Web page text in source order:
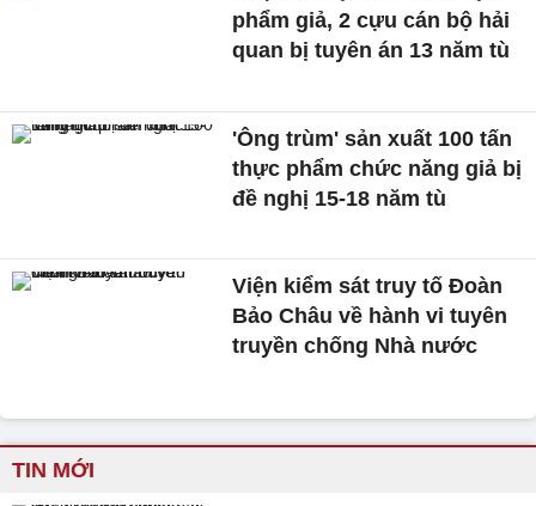
phẩm giả, 2 cựu cán bộ hải
quan bị tuyên án 13 năm tù
'Ông trùm' sản xuất 100 tấn
thực phẩm chức năng giả bị
đề nghị 15-18 năm tù
Viện kiểm sát truy tố Đoàn
Bảo Châu về hành vi tuyên
truyền chống Nhà nước
TIN MỚI